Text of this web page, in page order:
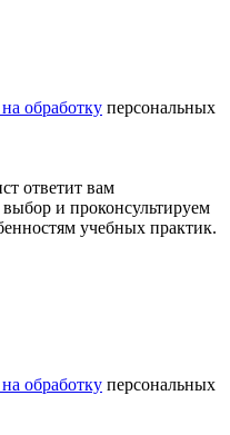
обработку персональных
ответит вам
и проконсультируем
учебных практик.
обработку персональных